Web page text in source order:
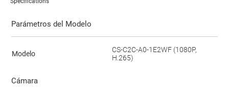
Parámetros del Modelo
Modelo
CS-C2C-A0-1E2WF (1080P,
H.265)
Cámara